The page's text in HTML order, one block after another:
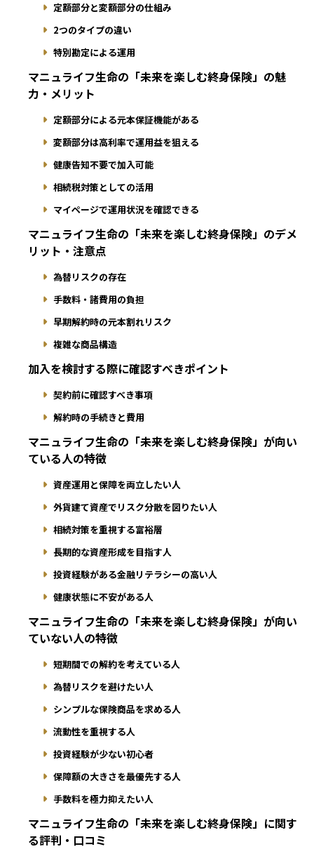
定額部分と変額部分の仕組み
2つのタイプの違い
特別勘定による運用
マニュライフ生命の「未来を楽しむ終身保険」の魅
力・メリット
定額部分による元本保証機能がある
変額部分は高利率で運用益を狙える
健康告知不要で加入可能
相続税対策としての活用
マイページで運用状況を確認できる
マニュライフ生命の「未来を楽しむ終身保険」のデメ
リット・注意点
為替リスクの存在
手数料・諸費用の負担
早期解約時の元本割れリスク
複雑な商品構造
加入を検討する際に確認すべきポイント
契約前に確認すべき事項
解約時の手続きと費用
マニュライフ生命の「未来を楽しむ終身保険」が向い
ている人の特徴
資産運用と保障を両立したい人
外貨建て資産でリスク分散を図りたい人
相続対策を重視する富裕層
長期的な資産形成を目指す人
投資経験がある金融リテラシーの高い人
健康状態に不安がある人
マニュライフ生命の「未来を楽しむ終身保険」が向い
ていない人の特徴
短期間での解約を考えている人
為替リスクを避けたい人
シンプルな保険商品を求める人
流動性を重視する人
投資経験が少ない初心者
保障額の大きさを最優先する人
手数料を極力抑えたい人
マニュライフ生命の「未来を楽しむ終身保険」に関す
る評判・口コミ